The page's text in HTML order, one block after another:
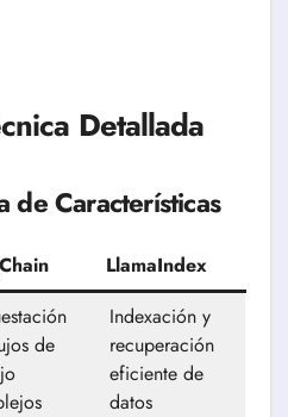
Detallada
de Características
LlamaIndex
de
Indexación y
recuperación
eficiente de
datos